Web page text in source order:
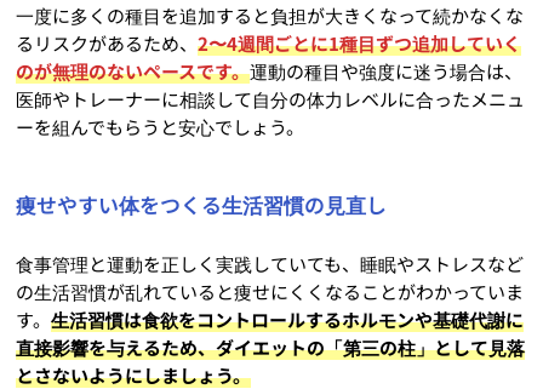
一度に多くの種目を追加すると負担が大きくなって続かなくな
るリスクがあるため、2〜4週間ごとに1種目ずつ追加していく
のが無理のないペースです。運動の種目や強度に迷う場合は、
医師やトレーナーに相談して自分の体力レベルに合ったメニュ
ーを組んでもらうと安心でしょう。
痩せやすい体をつくる生活習慣の見直し
食事管理と運動を正しく実践していても、睡眠やストレスなど
の生活習慣が乱れていると痩せにくくなることがわかっていま
す。生活習慣は食欲をコントロールするホルモンや基礎代謝に
直接影響を与えるため、ダイエットの「第三の柱」として見落
とさないようにしましょう。